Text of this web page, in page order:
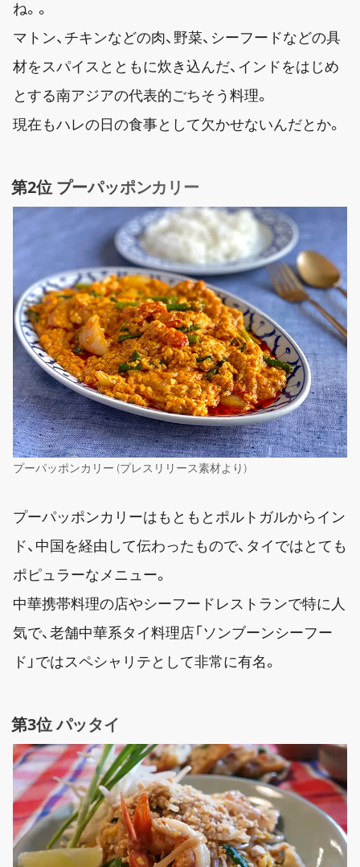
ね。。
マトン、チキンなどの肉、野菜、シーフードなどの具
材をスパイスとともに炊き込んだ、インドをはじめ
とする南アジアの代表的ごちそう料理。
現在もハレの日の食事として欠かせないんだとか。
第2位 プーパッポンカリー
プーパッポンカリー (プレスリリース素材より)
プーパッポンカリーはもともとポルトガルからイン
ド、中国を経由して伝わったもので、タイではとても
ポピュラーなメニュー。
中華携帯料理の店やシーフードレストランで特に人
気で、老舗中華系タイ料理店「ソンブーンシーフー
ド」ではスペシャリテとして非常に有名。
第3位 パッタイ